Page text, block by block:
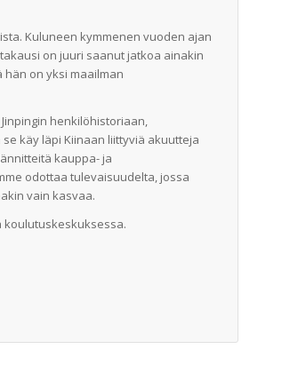
Kuluneen kymmenen vuoden ajan
on juuri saanut jatkoa ainakin
hän on yksi maailman
henkilöhistoriaan,
käy läpi Kiinaan liittyviä akuutteja
kauppa- ja
odottaa tulevaisuudelta, jossa
vain kasvaa.
koulutuskeskuksessa.